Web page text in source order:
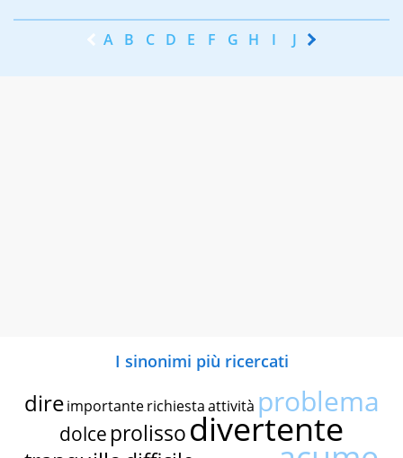
A B C D E F G H I J K
I sinonimi più ricercati
dire importante richiestaattività problema
dolce prolissodivertente